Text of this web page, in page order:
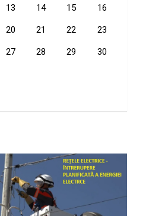
13 14 15 16
20 21 22 23
27 28 29 30